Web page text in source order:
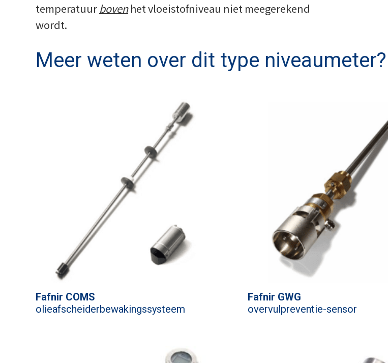
temperatuur bovenhet vloeistofniveau niet meegerekend
wordt.
Meer weten over dit type niveaumeter?
Fafnir COMS
olieafscheiderbewakingssysteem
Fafnir GWG
overvulpreventie-sensor